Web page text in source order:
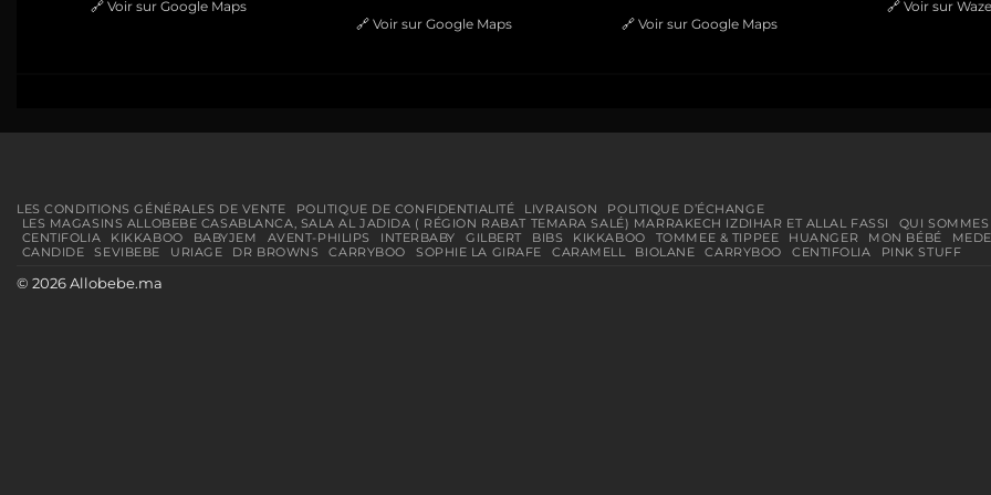
🔗 Voir sur Google Maps
🔗 Voir sur Google Maps 🔗 Voir sur Google Maps
🔗 Voir sur Waze
LES CONDITIONS GÉNÉRALES DE VENTE POLITIQUE DE CONFIDENTIALITÉ LIVRAISON
POLITIQUE D’ÉCHANGE
LES MAGASINS ALLOBEBE CASABLANCA, SALA AL JADIDA ( RÉGION RABAT TEMARA SALÉ) MARRAKECH IZDIHAR ET ALLAL FASSI
QUI
CENTIFOLIA
KIKKABOO BABYJEM AVENT-PHILIPS INTERBABY GILBERT BIBS KIKKABOO TOMMEE & TIPPEE HUANGER MON BÉBÉ
CANDIDE
SEVIBEBE URIAGE DR BROWNS CARRYBOO SOPHIE LA GIRAFE CARAMELL BIOLANE CARRYBOO CENTIFOLIA PINK STUFF
© 2026 Allobebe.ma